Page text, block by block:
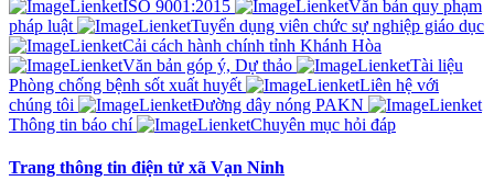
ISO 9001:2015
Văn bản quy phạm
pháp luật
Tuyển dụng viên chức sự nghiệp giáo dục
Cải cách hành chính tỉnh Khánh Hòa
Văn bản góp ý, Dự thảo
Tài liệu
Phòng chống bệnh sốt xuất huyết
Liên hệ với
chúng tôi
Đường dây nóng PAKN
Thông tin báo chí
Chuyên mục hỏi đáp
Trang thông tin điện tử xã Vạn Ninh